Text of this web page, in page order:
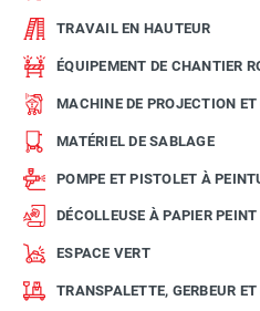
TRAVAIL EN HAUTEUR
ÉQUIPEMENT DE CHANTIER
MACHINE DE PROJECTION
MATÉRIEL DE SABLAGE
POMPE ET PISTOLET À
DÉCOLLEUSE À PAPIER
ESPACE VERT
TRANSPALETTE, GERBEUR